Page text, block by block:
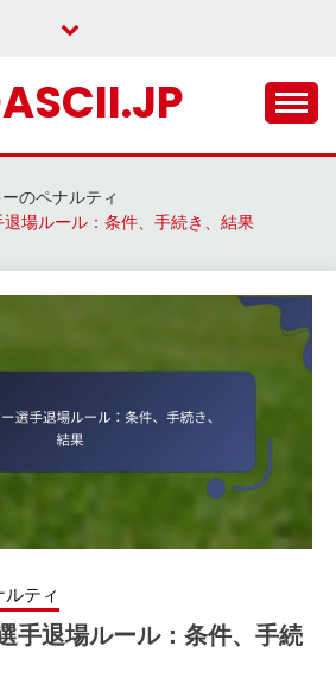
のペナルティ
場ルール：条件、手続き、結果
ティ
手退場ルール：条件、手続